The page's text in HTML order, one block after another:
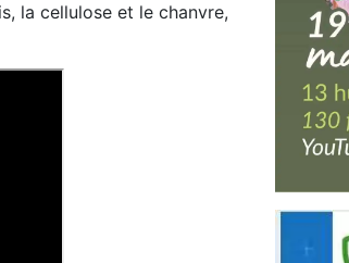
la cellulose et le chanvre,